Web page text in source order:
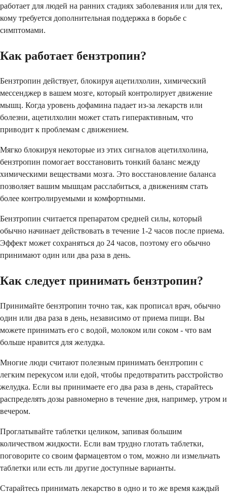
работает для людей на ранних стадиях заболевания или для тех,
кому требуется дополнительная поддержка в борьбе с
симптомами.
Как работает бензтропин?
Бензтропин действует, блокируя ацетилхолин, химический
мессенджер в вашем мозге, который контролирует движение
мышц. Когда уровень дофамина падает из-за лекарств или
болезни, ацетилхолин может стать гиперактивным, что
приводит к проблемам с движением.
Мягко блокируя некоторые из этих сигналов ацетилхолина,
бензтропин помогает восстановить тонкий баланс между
химическими веществами мозга. Это восстановление баланса
позволяет вашим мышцам расслабиться, а движениям стать
более контролируемыми и комфортными.
Бензтропин считается препаратом средней силы, который
обычно начинает действовать в течение 1-2 часов после приема.
Эффект может сохраняться до 24 часов, поэтому его обычно
принимают один или два раза в день.
Как следует принимать бензтропин?
Принимайте бензтропин точно так, как прописал врач, обычно
один или два раза в день, независимо от приема пищи. Вы
можете принимать его с водой, молоком или соком - что вам
больше нравится для желудка.
Многие люди считают полезным принимать бензтропин с
легким перекусом или едой, чтобы предотвратить расстройство
желудка. Если вы принимаете его два раза в день, старайтесь
распределять дозы равномерно в течение дня, например, утром и
вечером.
Проглатывайте таблетки целиком, запивая большим
количеством жидкости. Если вам трудно глотать таблетки,
поговорите со своим фармацевтом о том, можно ли измельчать
таблетки или есть ли другие доступные варианты.
Старайтесь принимать лекарство в одно и то же время каждый